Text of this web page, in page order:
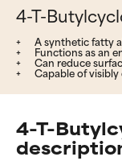
4-T-
A synthetic fatty
Functions as an
Can reduce
Capable of
4-T-